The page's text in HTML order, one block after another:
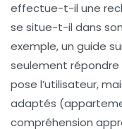
effectue-t-il une
se situe-t-il dans
exemple, un guide
seulement
pose l’utilisateur,
adaptés
compréhension